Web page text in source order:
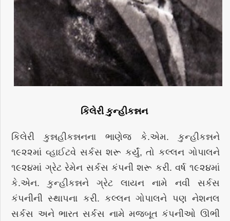
કિલેરી કુન્હીકન્નન
કિલેરી કુન્નહીકન્નનના ભાણેજ કે.એમ. કુન્હીકન્નને
૧૯૨૨માં વ્હાઈટવે સર્કસ શરૂ કર્યું, તો કલ્લન ગોપાલને
૧૯૨૪માં ગ્રેટ રેમેન સર્કસ કંપની શરૂ કરી. વર્ષ ૧૯૨૪માં
કે.એન. કુન્હીકન્નને ગ્રેટ લાયન નામે નવી સર્કસ
કંપનીની સ્થાપના કરી. કલ્લન ગોપાલને પણ નેશનલ
સર્કસ અને ભારત સર્કસ નામે મજબૂત કંપનીઓ ઊભી